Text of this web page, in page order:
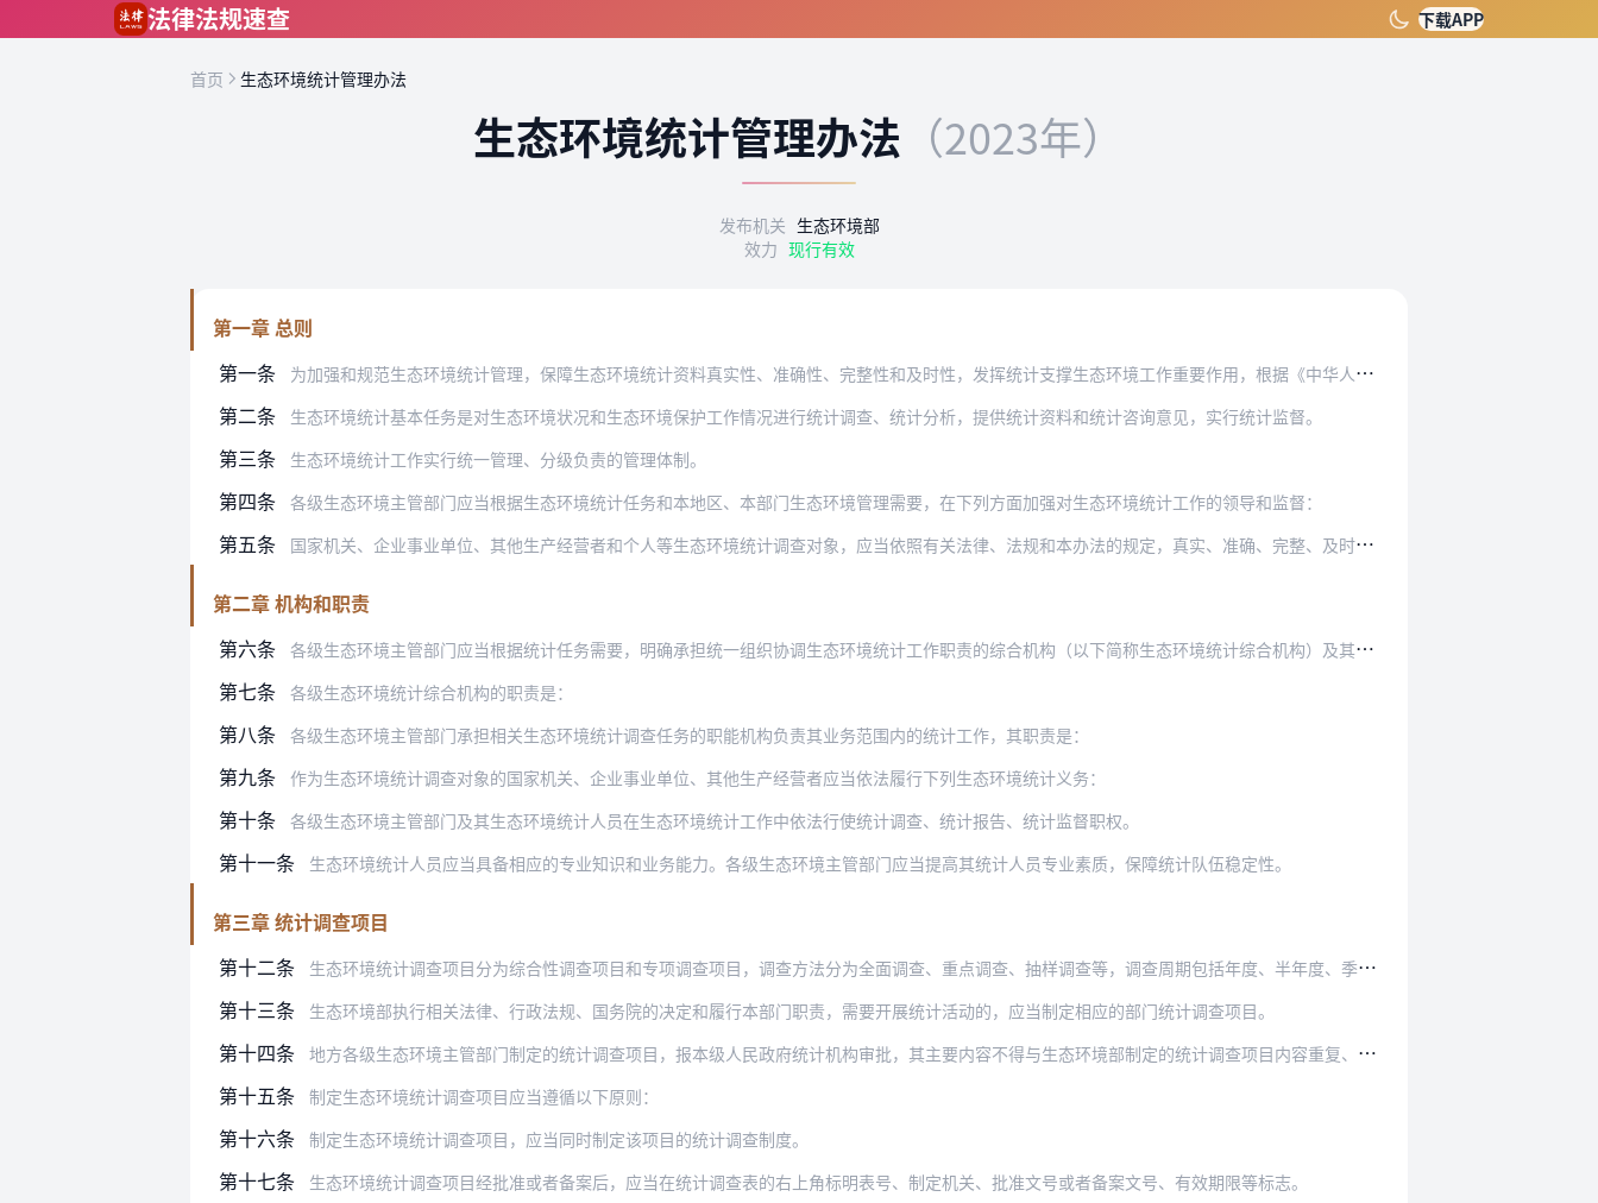
法律法规速查 下载APP
首页 生态环境统计管理办法
生态环境统计管理办法 （2023年）
发布机关 生态环境部
效力 现行有效
第一章 总则
第一条
为加强和规范生态环境统计管理，保障生态环境统计资料真实性、准确性、完整性和及时性，发挥统计支撑生态环境工作重要作用，根据《中华人民共和国环境保护法》、《中华人民…
第二条 生态环境统计基本任务是对生态环境状况和生态环境保护工作情况进行统计调查、统计分析，提供统计资料和统计咨询意见，实行统计监督。
第三条 生态环境统计工作实行统一管理、分级负责的管理体制。
第四条 各级生态环境主管部门应当根据生态环境统计任务和本地区、本部门生态环境管理需要，在下列方面加强对生态环境统计工作的领导和监督：
第五条 国家机关、企业事业单位、其他生产经营者和个人等生态环境统计调查对象，应当依照有关法律、法规和本办法的规定，真实、准确、完整、及时地提供生态环境统计调查所需的资料…
第二章 机构和职责
第六条
各级生态环境主管部门应当根据统计任务需要，明确承担统一组织协调生态环境统计工作职责的综合机构（以下简称生态环境统计综合机构）及其人员。
第七条 各级生态环境统计综合机构的职责是：
第八条 各级生态环境主管部门承担相关生态环境统计调查任务的职能机构负责其业务范围内的统计工作，其职责是：
第九条 作为生态环境统计调查对象的国家机关、企业事业单位、其他生产经营者应当依法履行下列生态环境统计义务：
第十条 各级生态环境主管部门及其生态环境统计人员在生态环境统计工作中依法行使统计调查、统计报告、统计监督职权。
第十一条 生态环境统计人员应当具备相应的专业知识和业务能力。各级生态环境主管部门应当提高其统计人员专业素质，保障统计队伍稳定性。
第三章 统计调查项目
第十二条
生态环境统计调查项目分为综合性调查项目和专项调查项目，调查方法分为全面调查、重点调查、抽样调查等，调查周期包括年度、半年度、季度、月度等。
第十三条 生态环境部执行相关法律、行政法规、国务院的决定和履行本部门职责，需要开展统计活动的，应当制定相应的部门统计调查项目。
第十四条 地方各级生态环境主管部门制定的统计调查项目，报本级人民政府统计机构审批，其主要内容不得与生态环境部制定的统计调查项目内容重复、矛盾。
第十五条 制定生态环境统计调查项目应当遵循以下原则：
第十六条 制定生态环境统计调查项目，应当同时制定该项目的统计调查制度。
第十七条 生态环境统计调查项目经批准或者备案后，应当在统计调查表的右上角标明表号、制定机关、批准文号或者备案文号、有效期限等标志。